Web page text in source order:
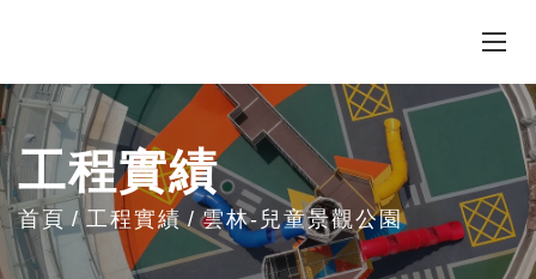
工程實績
首頁 工程實績 雲林-兒童景觀公園